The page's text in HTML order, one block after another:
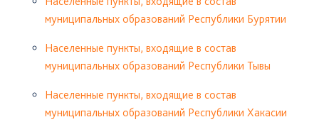
муниципальных образований Республики Бурятии
Населенные пункты, входящие в состав
муниципальных образований Республики Тывы
Населенные пункты, входящие в состав
муниципальных образований Республики Хакасии